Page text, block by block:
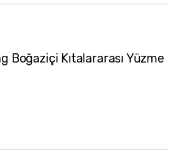
Boğaziçi Kıtalararası Yüzme